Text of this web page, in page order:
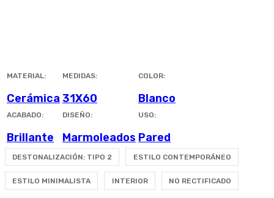
MATERIAL:
Cerámica
MEDIDAS:
31X60
COLOR:
Blanco
ACABADO:
Brillante
DISEÑO:
Marmoleados
USO:
Pared
DESTONALIZACIÓN: TIPO 2 ESTILO CONTEMPORÁNEO
ESTILO MINIMALISTA INTERIOR NO RECTIFICADO